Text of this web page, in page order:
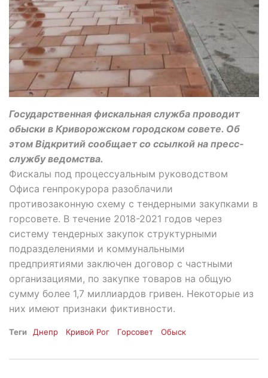
Государственная фискальная служба проводит
обыски в Криворожском городском совете. Об
этом Відкритий сообщает со ссылкой на пресс-
службу ведомства.
Фискалы под процессуальным руководством
Офиса генпрокурора разоблачили
противозаконную схему с тендерными закупками в
горсовете. В течение 2018-2021 годов через
систему тендерных закупок структурными
подразделениями и коммунальными
предприятиями заключен договор с частными
организациями, по закупке товаров на общую
сумму более 1,7 миллиардов гривен. Некоторые из
них имеют признаки фиктивности.
Теги Днепр Кривой Рог Горсовет Обыск